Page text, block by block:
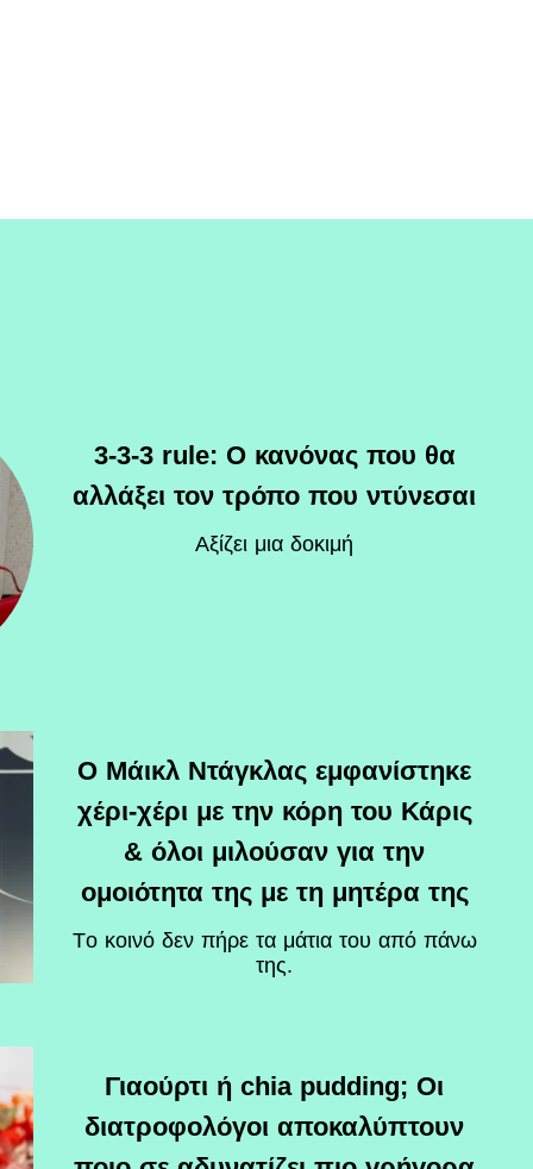
3-3-3 rule: Ο κανόνας που θα
αλλάξει τον τρόπο που ντύνεσαι
Αξίζει μια δοκιμή
Ο Μάικλ Ντάγκλας εμφανίστηκε
χέρι-χέρι με την κόρη του Κάρις
& όλοι μιλούσαν για την
ομοιότητα της με τη μητέρα της
Tο κοινό δεν πήρε τα μάτια του από πάνω
της.
Γιαούρτι ή chia pudding; Οι
διατροφολόγοι αποκαλύπτουν